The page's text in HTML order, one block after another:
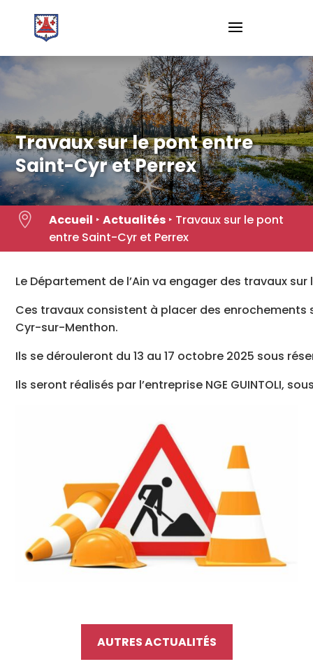
content
Travaux sur le pont entre
Saint-Cyr et Perrex
 Accueil ‣ Actualités‣ Travaux sur le pont
entre Saint-Cyr et Perrex
Le Département de l’Ain va engager des travaux sur
Ces travaux consistent à placer des enrochements
Cyr-sur-Menthon.
Ils se dérouleront du 13 au 17 octobre 2025 sous
Ils seront réalisés par l’entreprise NGE GUINTOLI,
AUTRES ACTUALITÉS